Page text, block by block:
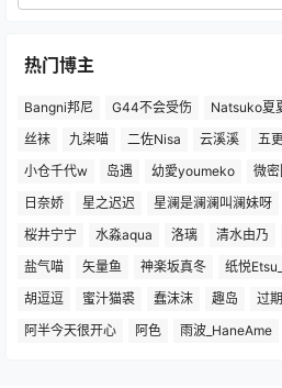
热门博主
Bangni邦尼 G44不会受伤 Natsuko夏
丝袜
九柒喵 二佐Nisa 云溪溪 五
小仓千代w
岛遇 幼愛youmeko 微密
日奈娇
星之迟迟 星澜是澜澜叫澜妹呀
桜井宁宁
水淼aqua 洛璃 清水由乃
盐气喵
矢量鱼 神楽坂真冬 纸悦
胡逗逗
蜜汁猫裘 蠢沫沫 趣岛 过
阿半今天很开心
阿色 雨波_HaneAme